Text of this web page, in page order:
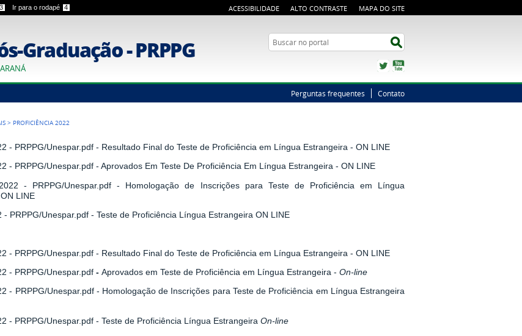
3 Ir para o rodapé 4 ACESSIBILIDADE ALTO CONTRASTE MAPA DO SITE
Graduação - PRPPG Busca
Twitter
Perguntas frequentes Contato
> PROFICIÊNCIA 2022
- PRPPG/Unespar.pdf- Resultado Final do Teste de Proficiência em Língua Estrangeira - ON LINE
- PRPPG/Unespar.pdf- Aprovados Em Teste De Proficiência Em Língua Estrangeira - ON LINE
- PRPPG/Unespar.pdf - Homologação de Inscrições para Teste de Proficiência em Língua
LINE
- PRPPG/Unespar.pdf- Teste de Proficiência Língua Estrangeira ON LINE
- PRPPG/Unespar.pdf- Resultado Final do Teste de Proficiência em Língua Estrangeira - ON LINE
- PRPPG/Unespar.pdf - Aprovados em Teste de Proficiência em Língua Estrangeira - On-line
- PRPPG/Unespar.pdf- Homologação de Inscrições para Teste de Proficiência em Língua Estrangeira
- PRPPG/Unespar.pdf- Teste de Proficiência Língua Estrangeira On-line